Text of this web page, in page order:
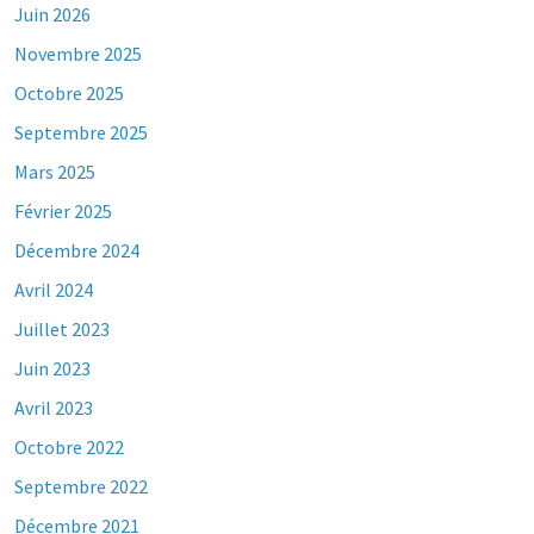
Juin 2026
Novembre 2025
Octobre 2025
Septembre 2025
Mars 2025
Février 2025
Décembre 2024
Avril 2024
Juillet 2023
Juin 2023
Avril 2023
Octobre 2022
Septembre 2022
Décembre 2021